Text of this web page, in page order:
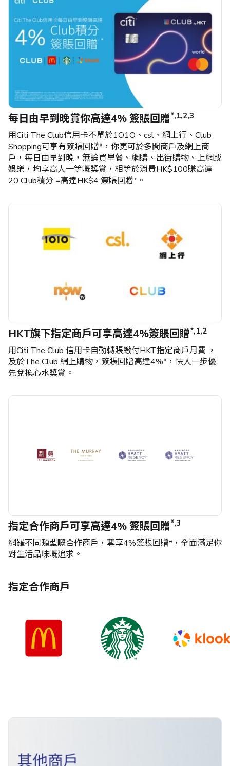
每日由早到晚賞你高達4% 簽賬回贈*,1,2,3
用Citi The Club信用卡不單於1O1O、csl、網上行、Club
Shopping可享有簽賬回贈*，你更可於多間商戶及網上商
戶，每日由早到晚，無論買早餐、網購、出街購物、上網或
娛樂，均享高人一等嘅獎賞，相等於消費HK$100賺高達
20 Club積分 =高達HK$4 簽賬回贈*。
HKT旗下指定商戶可享高達4%簽賬回贈*,1,2
用Citi The Club 信用卡自動轉賬繳付HKT指定商戶月費 ，
及於The Club 網上購物，簽賬回贈高達4%*，快人一步優
先兌換心水獎賞。
指定合作商戶可享高達4% 簽賬回贈*,3
網羅不同類型嘅合作商戶，尊享4%簽賬回贈*，全面滿足你
對生活品味嘅追求。
指定合作商戶